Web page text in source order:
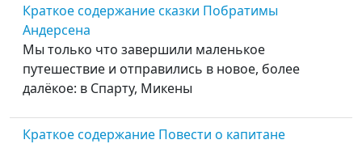
Краткое содержание сказки Побратимы
Андерсена
Мы только что завершили маленькое
путешествие и отправились в новое, более
далёкое: в Спарту, Микены
Краткое содержание Повести о капитане